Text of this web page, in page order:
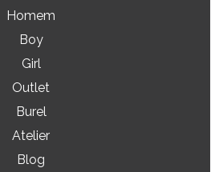
Homem
Boy
Girl
Outlet
Burel
Atelier
Blog